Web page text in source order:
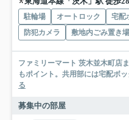
駐輪場 オートロック 宅配
防犯カメラ
敷地内ごみ置き場
ファミリーマート 茨木並木町店
もポイント。共用部には宅配ボ
る
募集中の部屋